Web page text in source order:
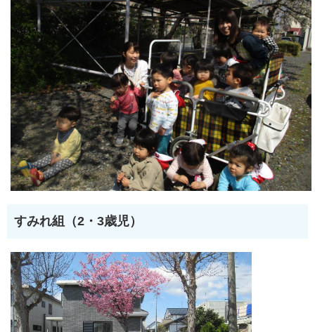
すみれ組（2・3歳児）